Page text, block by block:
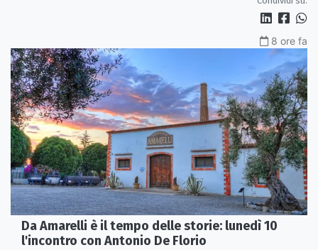
8 ore fa
Da Amarelli è il tempo delle storie: lunedì 10
l'incontro con Antonio De Florio